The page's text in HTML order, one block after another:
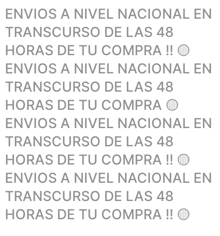
ENVIOS A NIVEL NACIONAL EN
TRANSCURSO DE LAS 48
HORAS DE TU COMPRA !! 🟡
ENVIOS A NIVEL NACIONAL EN
TRANSCURSO DE LAS 48
HORAS DE TU COMPRA 🟡
ENVIOS A NIVEL NACIONAL EN
TRANSCURSO DE LAS 48
HORAS DE TU COMPRA !! 🟡
ENVIOS A NIVEL NACIONAL EN
TRANSCURSO DE LAS 48
HORAS DE TU COMPRA !! 🟡